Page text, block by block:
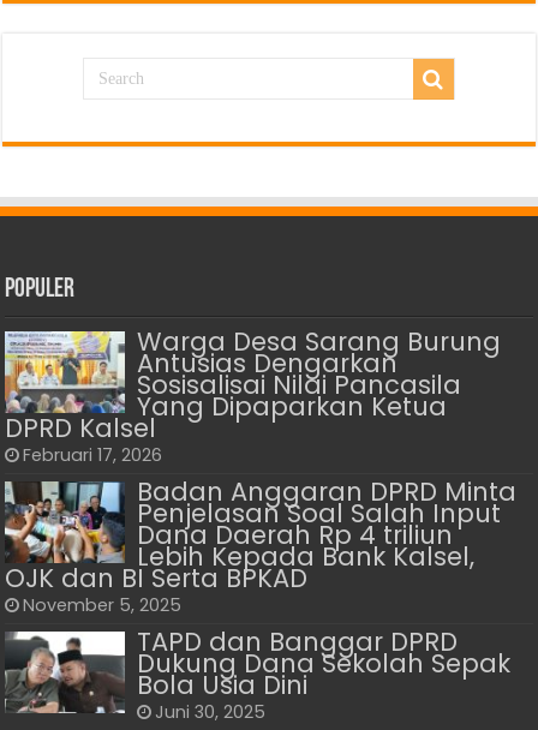
Populer
Warga Desa Sarang Burung
Antusias Dengarkan
Sosisalisai Nilai Pancasila
Yang Dipaparkan Ketua
DPRD Kalsel
Februari 17, 2026
Badan Anggaran DPRD Minta
Penjelasan Soal Salah Input
Dana Daerah Rp 4 triliun
Lebih Kepada Bank Kalsel,
OJK dan BI Serta BPKAD
November 5, 2025
TAPD dan Banggar DPRD
Dukung Dana Sekolah Sepak
Bola Usia Dini
Juni 30, 2025